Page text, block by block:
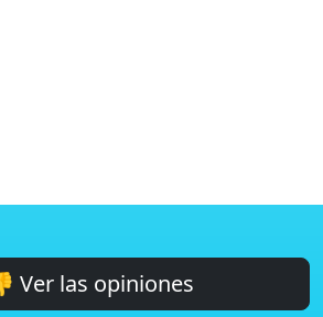
Ver las opiniones